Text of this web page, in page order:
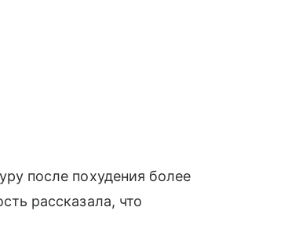
после похудения более
рассказала, что